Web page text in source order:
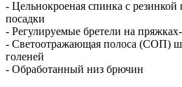
- Цельнокроеная спинка с
посадки
- Регулируемые бретели на
- Светоотражающая полоса (СОП)
голеней
- Обработанный низ брючин